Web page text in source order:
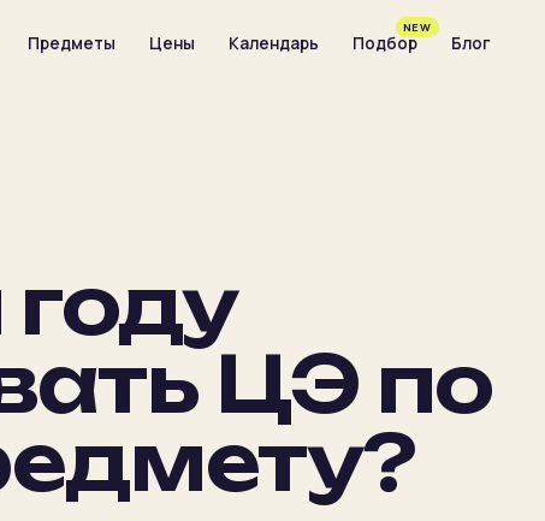
Предметы Цены Календарь Подбор
NEW
Блог
году
ЦЭ по